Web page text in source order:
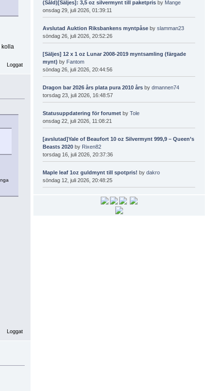
kolla
Loggat
Loggat
(Såld)[Säljes]: 3,5 oz silvermynt till paketpris by Mange
onsdag 29, juli 2026, 01:39:11
Avslutad Auktion Riksbankens myntpåse byslamman23
söndag 26, juli 2026, 20:52:26
[Säljes] 12 x 1 oz Lunar 2008-2019 myntsamling (färgade
mynt) by Fantom
söndag 26, juli 2026, 20:44:56
Dragon bar 2026 års plata pura 2010 års bydmannen74
torsdag 23, juli 2026, 16:48:57
Statusuppdatering för forumet byTole
onsdag 22, juli 2026, 11:08:21
[avslutad]Yale of Beaufort 10 oz Silvermynt 999,9 – Queen’s
Beasts 2020 by Rixen82
torsdag 16, juli 2026, 20:37:36
Maple leaf 1oz guldmynt till spotpris! bydakro
söndag 12, juli 2026, 20:48:25